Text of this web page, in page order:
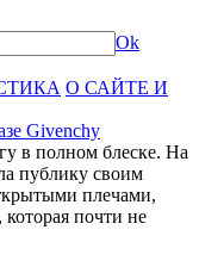
Ok
О САЙТЕ И
Givenchy
в полном блеске. На
публику своим
плечами,
почти не